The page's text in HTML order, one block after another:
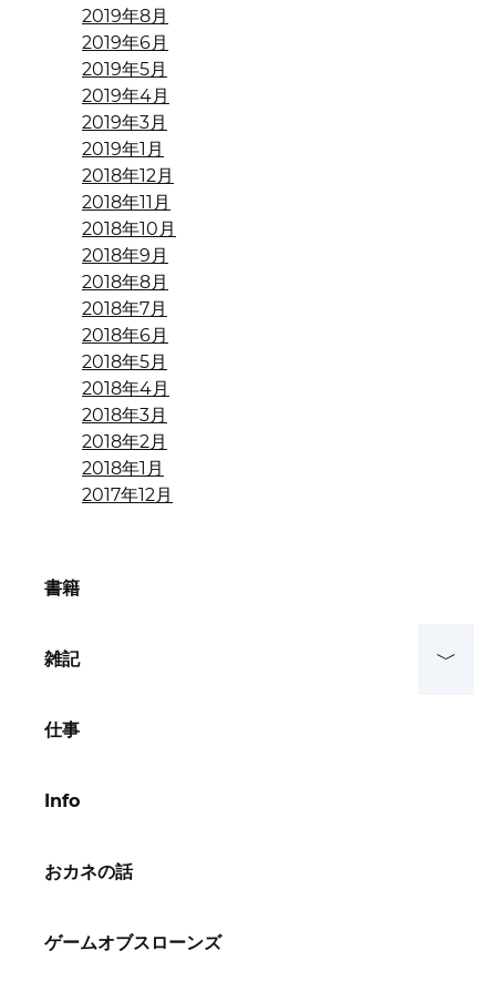
2019年8月
2019年6月
2019年5月
2019年4月
2019年3月
2019年1月
2018年12月
2018年11月
2018年10月
2018年9月
2018年8月
2018年7月
2018年6月
2018年5月
2018年4月
2018年3月
2018年2月
2018年1月
2017年12月
書籍
雑記
仕事
Info
おカネの話
ゲームオブスローンズ